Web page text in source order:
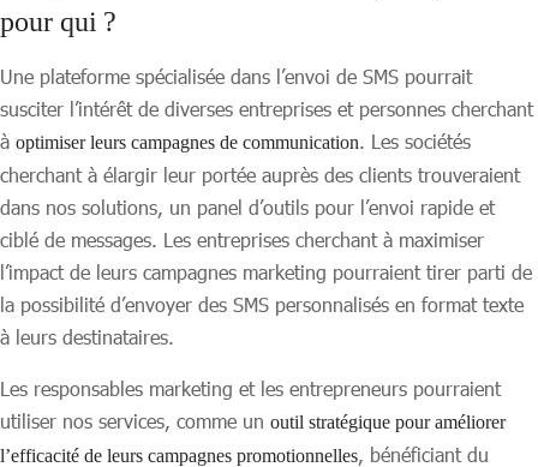
pour qui ?
Une plateforme spécialisée dans l’envoi de SMS pourrait
susciter l’intérêt de diverses entreprises et personnes cherchant
à optimiser leurs campagnes de communication. Les sociétés
cherchant à élargir leur portée auprès des clients trouveraient
dans nos solutions, un panel d’outils pour l’envoi rapide et
ciblé de messages. Les entreprises cherchant à maximiser
l’impact de leurs campagnes marketing pourraient tirer parti de
la possibilité d’envoyer des SMS personnalisés en format texte
à leurs destinataires.
Les responsables marketing et les entrepreneurs pourraient
utiliser nos services, comme un outil stratégique pour améliorer
l’efficacité de leurs campagnes promotionnelles, bénéficiant du